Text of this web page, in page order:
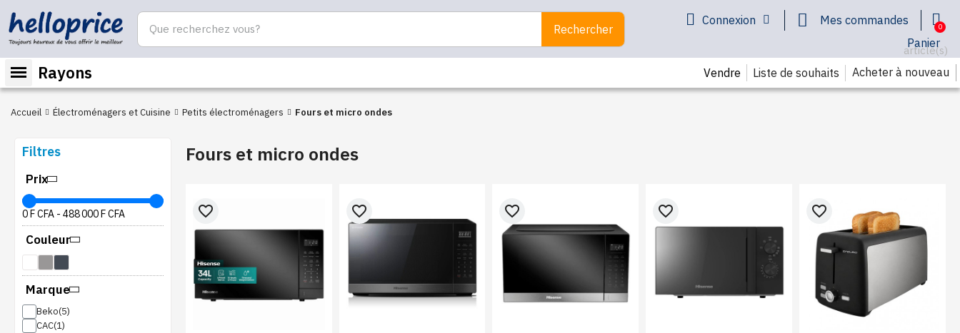
Rechercher
Connexion
Mes commandes
Panier
article(s)
Rayons Vendre Liste de souhaits Acheter à nouveau
Accueil Électroménagers et Cuisine Petits électroménagers Fours et micro ondes
Filtres
Prix
0 F CFA - 488 000 F CFA
Couleur
Marque
Beko
CAC
Fours et micro ondes
favorite_border favorite_border favorite_border favorite_border favorite_border